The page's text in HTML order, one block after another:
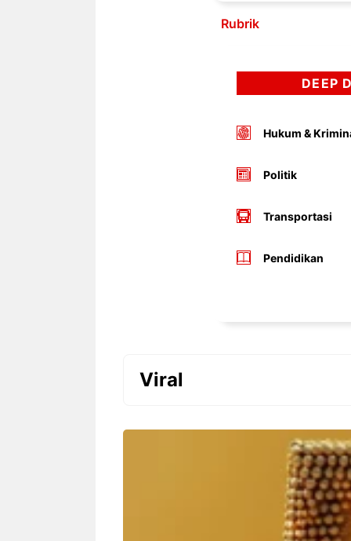
Rubrik
DEEP
Hukum &
Politik
Transportasi
Pendidikan
Viral